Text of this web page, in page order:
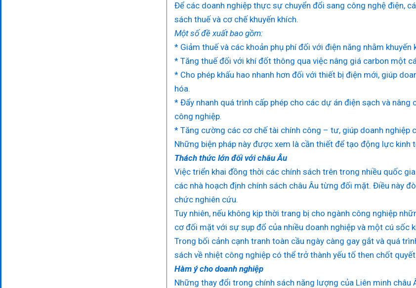
Để các doanh nghiệp thực sự chuyển đổi sang công nghệ điện,
sách thuế và cơ chế khuyến khích.
Một số đề xuất bao gồm:
* Giảm thuế và các khoản phụ phí đối với điện năng nhằm
* Tăng thuế đối với khí đốt thông qua việc nâng giá carbon một
* Cho phép khấu hao nhanh hơn đối với thiết bị điện mới, giúp
hóa.
* Đẩy nhanh quá trình cấp phép cho các dự án điện sạch và
công nghiệp.
* Tăng cường các cơ chế tài chính công – tư, giúp doanh nghiệp
Những biện pháp này được xem là cần thiết để tạo động lực
Thách thức lớn đối với châu Âu
Việc triển khai đồng thời các chính sách trên trong nhiều quốc
các nhà hoạch định chính sách châu Âu từng đối mặt. Điều này
chức nghiên cứu.
Tuy nhiên, nếu không kịp thời trang bị cho ngành công nghiệp
cơ đối mặt với sự sụp đổ của nhiều doanh nghiệp và một cú sốc
Trong bối cảnh cạnh tranh toàn cầu ngày càng gay gắt và quá
sách về nhiệt công nghiệp có thể trở thành yếu tố then chốt
Hàm ý cho doanh nghiệp
Những thay đổi trong chính sách năng lượng của Liên minh